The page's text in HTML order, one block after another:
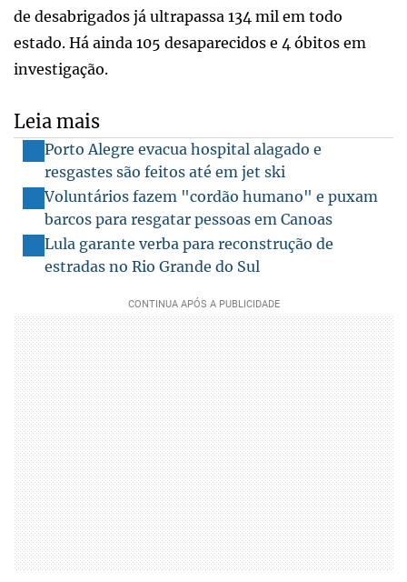
de desabrigados já ultrapassa 134 mil em todo
estado. Há ainda 105 desaparecidos e 4 óbitos em
investigação.
Leia mais
Porto Alegre evacua hospital alagado e
resgastes são feitos até em jet ski
Voluntários fazem "cordão humano" e puxam
barcos para resgatar pessoas em Canoas
Lula garante verba para reconstrução de
estradas no Rio Grande do Sul